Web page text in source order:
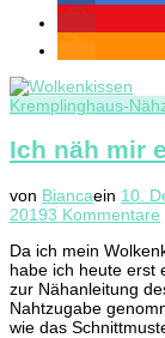
Kremplinghaus-
Ich näh mir
von Biancaein 10.
20193 Kommentare
Da ich mein
habe ich heute erst
zur Nähanleitung
Nahtzugabe
wie das